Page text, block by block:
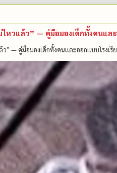
ไหวแล้ว” — คู่มือมองเด็กทั้งคนแล
ว” — คู่มือมองเด็กทั้งคนและออกแบบโรงเ